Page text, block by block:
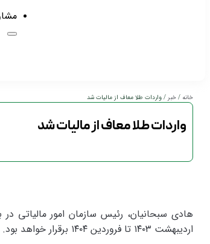
خانه / خبر / واردات طلا معاف از ماليات شد
واردات طلا معاف از ماليات شد
هادی سبحانیان، رئیس سازمان امور مالیاتی در
اردیبهشت ۱۴۰۳ تا فروردین ۱۴۰۴ برقرار خواهد بود.